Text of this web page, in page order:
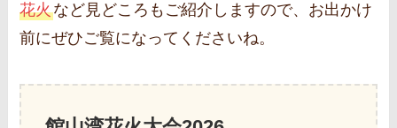
花火など見どころもご紹介しますので、お出かけ
前にぜひご覧になってくださいね。